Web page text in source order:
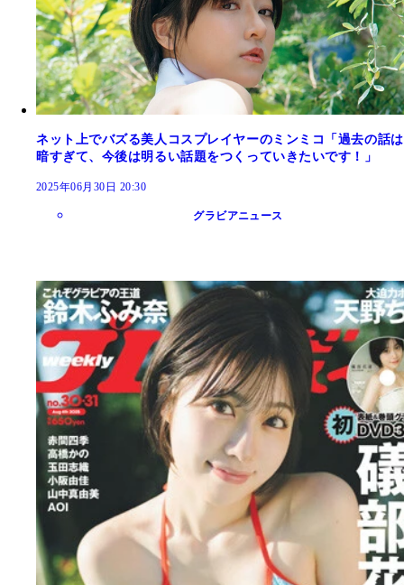
ネット上でバズる美人コスプレイヤーのミンミコ「過去の話は
暗すぎて、今後は明るい話題をつくっていきたいです！」
2025年06月30日 20:30
グラビアニュース